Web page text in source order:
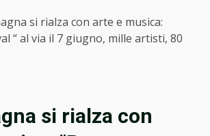
si rialza con arte e musica:
“ al via il 7 giugno, mille artisti, 80
si rialza con